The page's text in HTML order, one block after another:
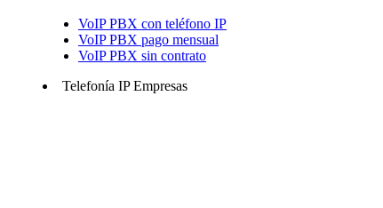
VoIP PBX con teléfono IP
VoIP PBX pago mensual
VoIP PBX sin contrato
Telefonía IP Empresas